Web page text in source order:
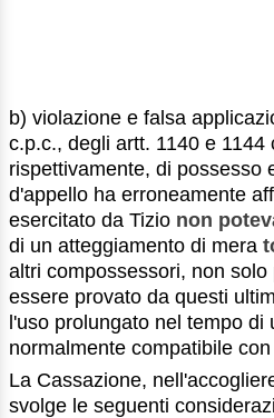
b) violazione e falsa
c.p.c., degli artt. 1140 e 1144
rispettivamente, di possesso
d'appello ha erroneamente
esercitato da Tizio non
di un atteggiamento di mera
altri compossessori, non
essere provato da questi
l'uso prolungato nel tempo di
normalmente compatibile
La Cassazione,
svolge le seguenti